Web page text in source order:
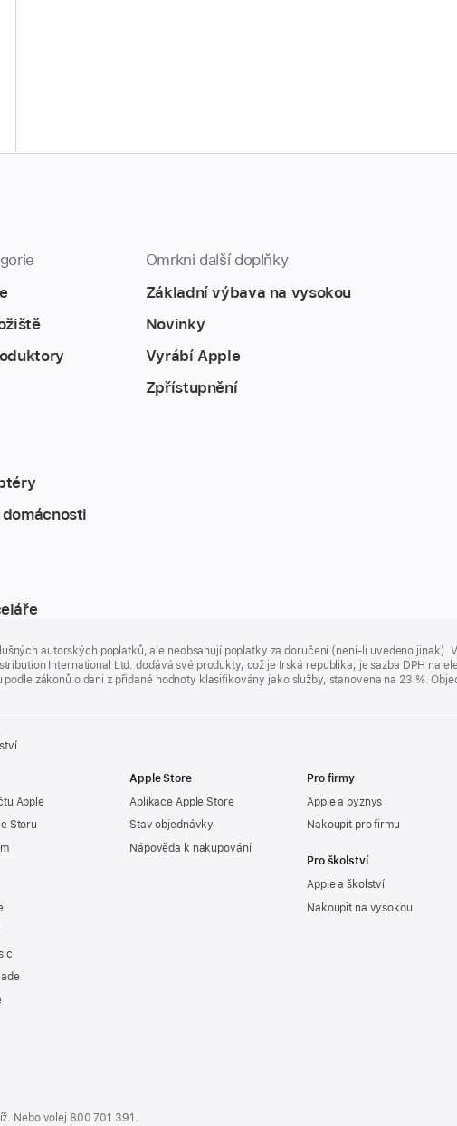
Omrkni další doplňky
Základní výbava na vysokou
Novinky
Vyrábí Apple
Zpřístupnění
autorských poplatků, ale neobsahují poplatky za doručení (není-li uvedeno jinak).
International Ltd. dodává své produkty, což je Irská republika, je sazba DPH na
zákonů o dani z přidané hodnoty klasifikovány jako služby, stanovena na 23 %.
Apple
Storu
Apple Store
Aplikace Apple Store
Stav objednávky
Nápověda k nakupování
Pro firmy
Apple a byznys
Nakoupit pro firmu
Pro školství
Apple a školství
Nakoupit na vysokou
Nebo volej 800 701 391